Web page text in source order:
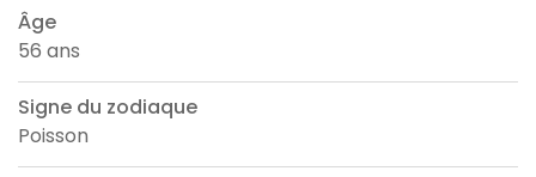
Âge
56 ans
Signe du zodiaque
Poisson